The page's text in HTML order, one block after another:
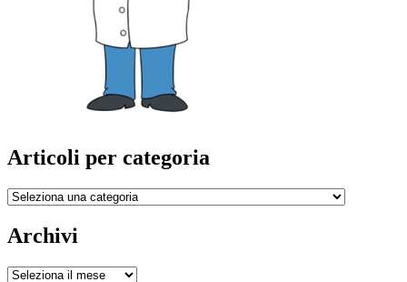
Articoli per categoria
Articoli
categoria
Archivi
Archivi